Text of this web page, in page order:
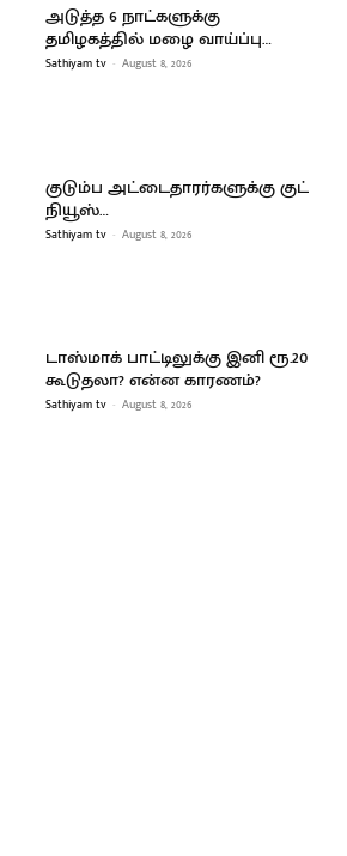
அடுத்த 6 நாட்களுக்கு
தமிழகத்தில் மழை வாய்ப்பு…
Sathiyam tv - August 8, 2026
குடும்ப அட்டைதாரர்களுக்கு குட்
நியூஸ்…
Sathiyam tv - August 8, 2026
டாஸ்மாக் பாட்டிலுக்கு இனி ரூ.20
கூடுதலா? என்ன காரணம்?
Sathiyam tv - August 8, 2026